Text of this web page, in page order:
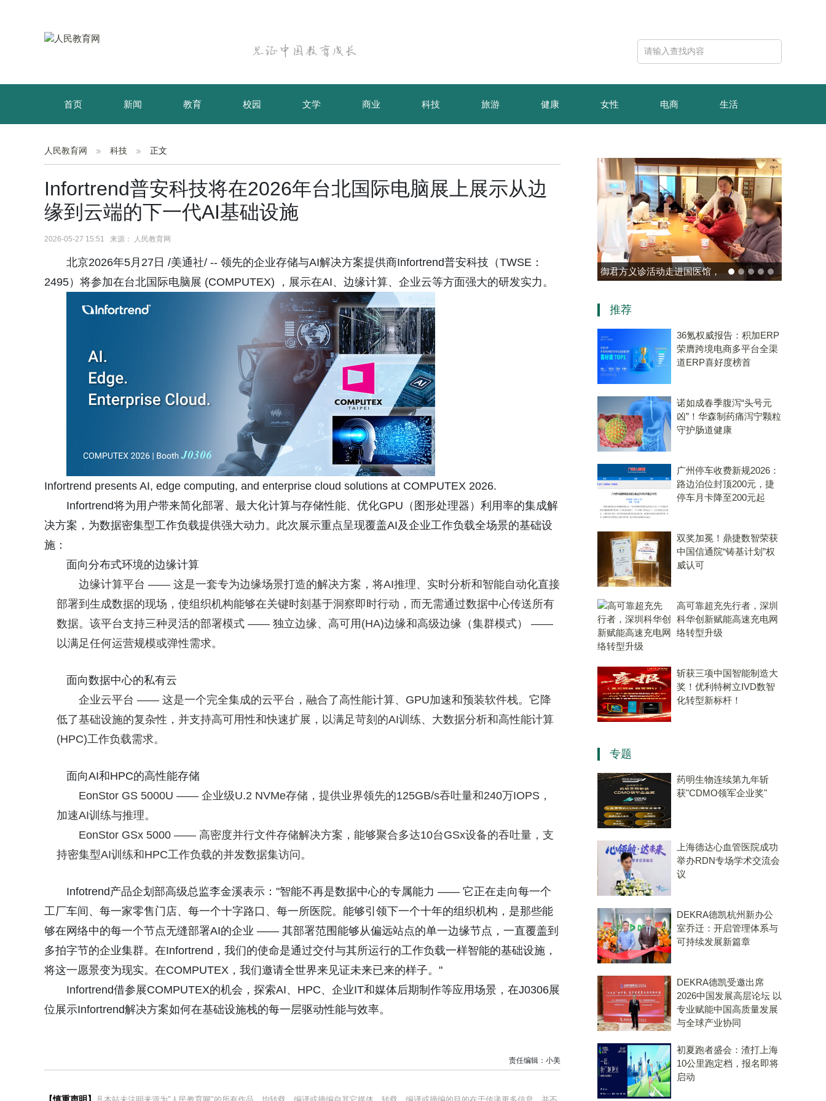
首页 新闻 教育 校园 文学 商业 科技 旅游 健康 女性 电商 生活
育儿 资讯
人民教育网 科技 正文
Infortrend普安科技将在2026年台北国际电脑展上展示从边
缘到云端的下一代AI基础设施
2026-05-27 15:51 来源： 人民教育网
北京2026年5月27日 /美通社/ -- 领先的企业存储与AI解决方案提供商Infortrend普安科技（TWSE：
2495）将参加在台北国际电脑展 (COMPUTEX) ，展示在AI、边缘计算、企业云等方面强大的研发实力。
Infortrend presents AI, edge computing, and enterprise cloud solutions at COMPUTEX 2026.
Infortrend将为用户带来简化部署、最大化计算与存储性能、优化GPU（图形处理器）利用率的集成解
决方案，为数据密集型工作负载提供强大动力。此次展示重点呈现覆盖AI及企业工作负载全场景的基础设
施：
面向分布式环境的边缘计算
边缘计算平台 —— 这是一套专为边缘场景打造的解决方案，将AI推理、实时分析和智能自动化直接
部署到生成数据的现场，使组织机构能够在关键时刻基于洞察即时行动，而无需通过数据中心传送所有
数据。该平台支持三种灵活的部署模式 —— 独立边缘、高可用(HA)边缘和高级边缘（集群模式） ——
以满足任何运营规模或弹性需求。
面向数据中心的私有云
企业云平台 —— 这是一个完全集成的云平台，融合了高性能计算、GPU加速和预装软件栈。它降
低了基础设施的复杂性，并支持高可用性和快速扩展，以满足苛刻的AI训练、大数据分析和高性能计算
(HPC)工作负载需求。
面向AI和HPC的高性能存储
EonStor GS 5000U —— 企业级U.2 NVMe存储，提供业界领先的125GB/s吞吐量和240万IOPS，
加速AI训练与推理。
EonStor GSx 5000 —— 高密度并行文件存储解决方案，能够聚合多达10台GSx设备的吞吐量，支
持密集型AI训练和HPC工作负载的并发数据集访问。
Infotrend产品企划部高级总监李金溪表示："智能不再是数据中心的专属能力 —— 它正在走向每一个
工厂车间、每一家零售门店、每一个十字路口、每一所医院。能够引领下一个十年的组织机构，是那些能
够在网络中的每一个节点无缝部署AI的企业 —— 其部署范围能够从偏远站点的单一边缘节点，一直覆盖到
多拍字节的企业集群。在Infortrend，我们的使命是通过交付与其所运行的工作负载一样智能的基础设施，
将这一愿景变为现实。在COMPUTEX，我们邀请全世界来见证未来已来的样子。"
Infortrend借参展COMPUTEX的机会，探索AI、HPC、企业IT和媒体后期制作等应用场景，在J0306展
位展示Infortrend解决方案如何在基础设施栈的每一层驱动性能与效率。
责任编辑：小美
御君方义诊活动走进国医馆，
会客厅”成健康新地标
推荐
36氪权威报告：积加ERP
荣膺跨境电商多平台全渠
道ERP喜好度榜首
诺如成春季腹泻“头号元
凶”！华森制药痛泻宁颗粒
守护肠道健康
广州停车收费新规2026：
路边泊位封顶200元，捷
停车月卡降至200元起
双奖加冕！鼎捷数智荣获
中国信通院“铸基计划”权
威认可
高可靠超充先行者，深圳
科华创新赋能高速充电网
络转型升级
斩获三项中国智能制造大
奖！优利特树立IVD数智
化转型新标杆！
专题
药明生物连续第九年斩
获"CDMO领军企业奖"
上海德达心血管医院成功
举办RDN专场学术交流会
议
DEKRA德凯杭州新办公
室乔迁：开启管理体系与
可持续发展新篇章
DEKRA德凯受邀出席
2026中国发展高层论坛 以
专业赋能中国高质量发展
与全球产业协同
初夏跑者盛会：渣打上海
10公里跑定档，报名即将
启动